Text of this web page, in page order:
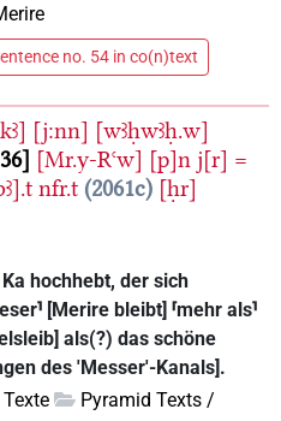
no. 54 in co(n)text
[j:nn] [wꜣḥwꜣḥ.w]
[Mr.y-Rꜥw] [p]n j[r] =
nfr.t 2061c [ḥr]
hochhebt, der sich
[Merire bleibt] ⸢mehr als⸣
als(?) das schöne
des 'Messer'-Kanals].
Pyramid Texts /